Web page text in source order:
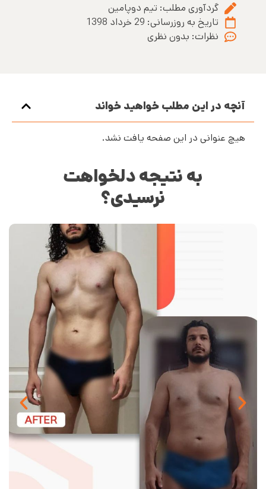
گردآوری مطلب: تیم دوپامین
تاریخ به روزرسانی: 29 خرداد 1398
نظرات: بدون نظری
آنچه در این مطلب خواهید خواند
هیچ عنوانی در این صفحه یافت نشد.
به نتیجه دلخواهت
نرسیدی؟